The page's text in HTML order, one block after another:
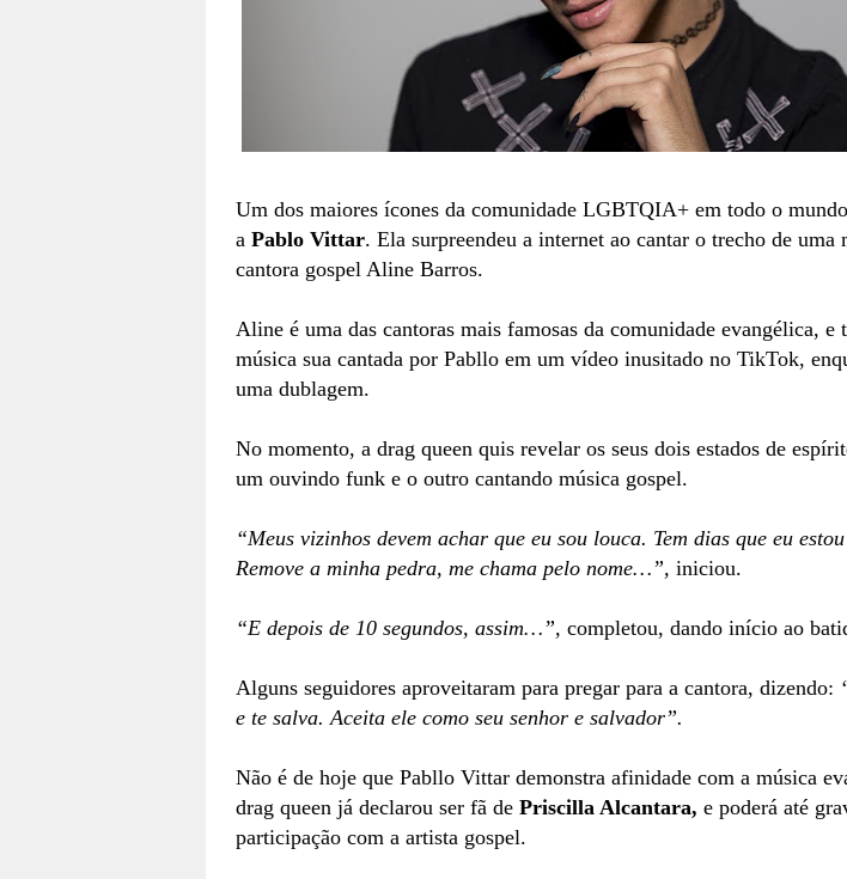
Um dos maiores ícones da comunidade LGBTQIA+ em todo o
a Pablo Vittar. Ela surpreendeu a internet ao cantar o trecho de uma
cantora gospel Aline Barros.
Aline é uma das cantoras mais famosas da comunidade evangélica, e
música sua cantada por Pabllo em um vídeo inusitado no TikTok,
uma dublagem.
No momento, a drag queen quis revelar os seus dois estados de
um ouvindo funk e o outro cantando música gospel.
“Meus vizinhos devem achar que eu sou louca. Tem dias que eu
Remove a minha pedra, me chama pelo nome…”, iniciou.
“E depois de 10 segundos, assim…”, completou, dando início ao
Alguns seguidores aproveitaram para pregar para a cantora, dizendo:
e te salva. Aceita ele como seu senhor e salvador”.
Não é de hoje que Pabllo Vittar demonstra afinidade com a música
drag queen já declarou ser fã de Priscilla Alcantara, e poderá até
participação com a artista gospel.